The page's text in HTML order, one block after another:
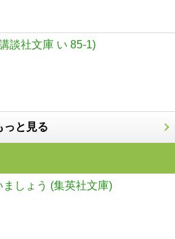
談社文庫 い 85-1)
っと見る
しょう (集英社文庫)